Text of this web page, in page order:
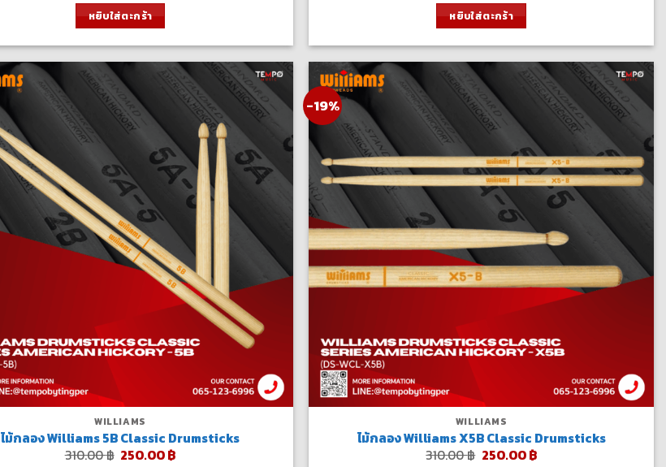
was:
540.00 ฿.
หยิบใส่ตะกร้า was:
310.00 ฿.
หยิบใส่ตะกร้า
WILLIAMS
ไม้กลอง Williams 5B Classic Drumsticks
310.00฿ Original
250.00฿Current
-19%
WILLIAMS
ไม้กลอง Williams X5B Classic Drumsticks
310.00฿ Original
250.00฿Current